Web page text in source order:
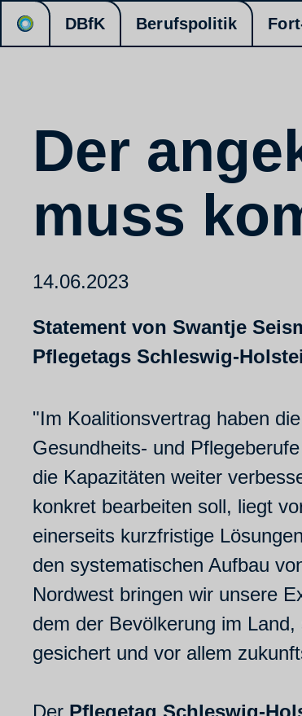
DBfK Berufspolitik
Der
muss
14.06.2023
Statement von Swantje
Pflegetags Schleswig-
"Im Koalitionsvertrag haben
Gesundheits- und
die Kapazitäten weiter
konkret bearbeiten soll, liegt
einerseits kurzfristige
den systematischen Aufbau
Nordwest bringen wir unsere
dem der Bevölkerung im
gesichert und vor allem
Der Pflegetag Schleswig-